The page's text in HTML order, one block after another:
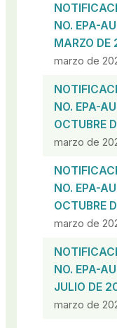
NO. EPA-
MARZO DE
marzo de
NO. EPA-
OCTUBRE
marzo de
NO. EPA-
OCTUBRE
marzo de
NO. EPA-
JULIO DE
marzo de